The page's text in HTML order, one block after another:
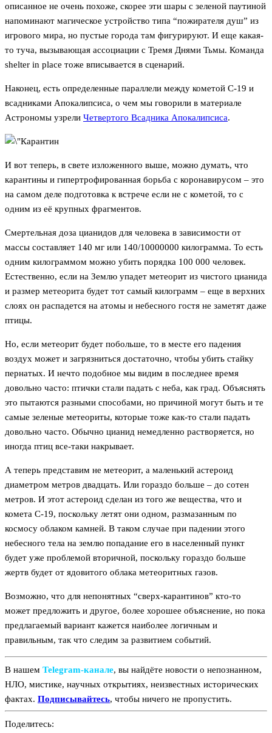
описанное не очень похоже, скорее эти шары с зеленой паутиной
напоминают магическое устройство типа “пожирателя душ” из
игрового мира, но пустые города там фигурируют. И еще какая-
то туча, вызывающая ассоциации с Тремя Днями Тьмы. Команда
shelter in place тоже вписывается в сценарий.
Наконец, есть определенные параллели между кометой C-19 и
всадниками Апокалипсиса, о чем мы говорили в материале
Астрономы узрели Четвертого Всадника Апокалипсиса.
И вот теперь, в свете изложенного выше, можно думать, что
карантины и гипертрофированная борьба с коронавирусом – это
на самом деле подготовка к встрече если не с кометой, то с
одним из её крупных фрагментов.
Смертельная доза цианидов для человека в зависимости от
массы составляет 140 мг или 140/10000000 килограмма. То есть
одним килограммом можно убить порядка 100 000 человек.
Естественно, если на Землю упадет метеорит из чистого цианида
и размер метеорита будет тот самый килограмм – еще в верхних
слоях он распадется на атомы и небесного гостя не заметят даже
птицы.
Но, если метеорит будет побольше, то в месте его падения
воздух может и загрязниться достаточно, чтобы убить стайку
пернатых. И нечто подобное мы видим в последнее время
довольно часто: птички стали падать с неба, как град. Объяснять
это пытаются разными способами, но причиной могут быть и те
самые зеленые метеориты, которые тоже как-то стали падать
довольно часто. Обычно цианид немедленно растворяется, но
иногда птиц все-таки накрывает.
А теперь представим не метеорит, а маленький астероид
диаметром метров двадцать. Или гораздо больше – до сотен
метров. И этот астероид сделан из того же вещества, что и
комета С-19, поскольку летят они одном, размазанным по
космосу облаком камней. В таком случае при падении этого
небесного тела на землю попадание его в населенный пункт
будет уже проблемой вторичной, поскольку гораздо больше
жертв будет от ядовитого облака метеоритных газов.
Возможно, что для непонятных “сверх-карантинов” кто-то
может предложить и другое, более хорошее объяснение, но пока
предлагаемый вариант кажется наиболее логичным и
правильным, так что следим за развитием событий.
В нашем Telegram‑канале, вы найдёте новости о непознанном,
НЛО, мистике, научных открытиях, неизвестных исторических
фактах. Подписывайтесь, чтобы ничего не пропустить.
Поделитесь: